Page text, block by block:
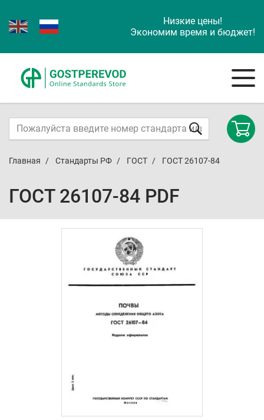
Низкие цены!
Экономим время и бюджет!
Главная Стандарты РФ ГОСТ ГОСТ 26107-84
ГОСТ 26107-84 PDF